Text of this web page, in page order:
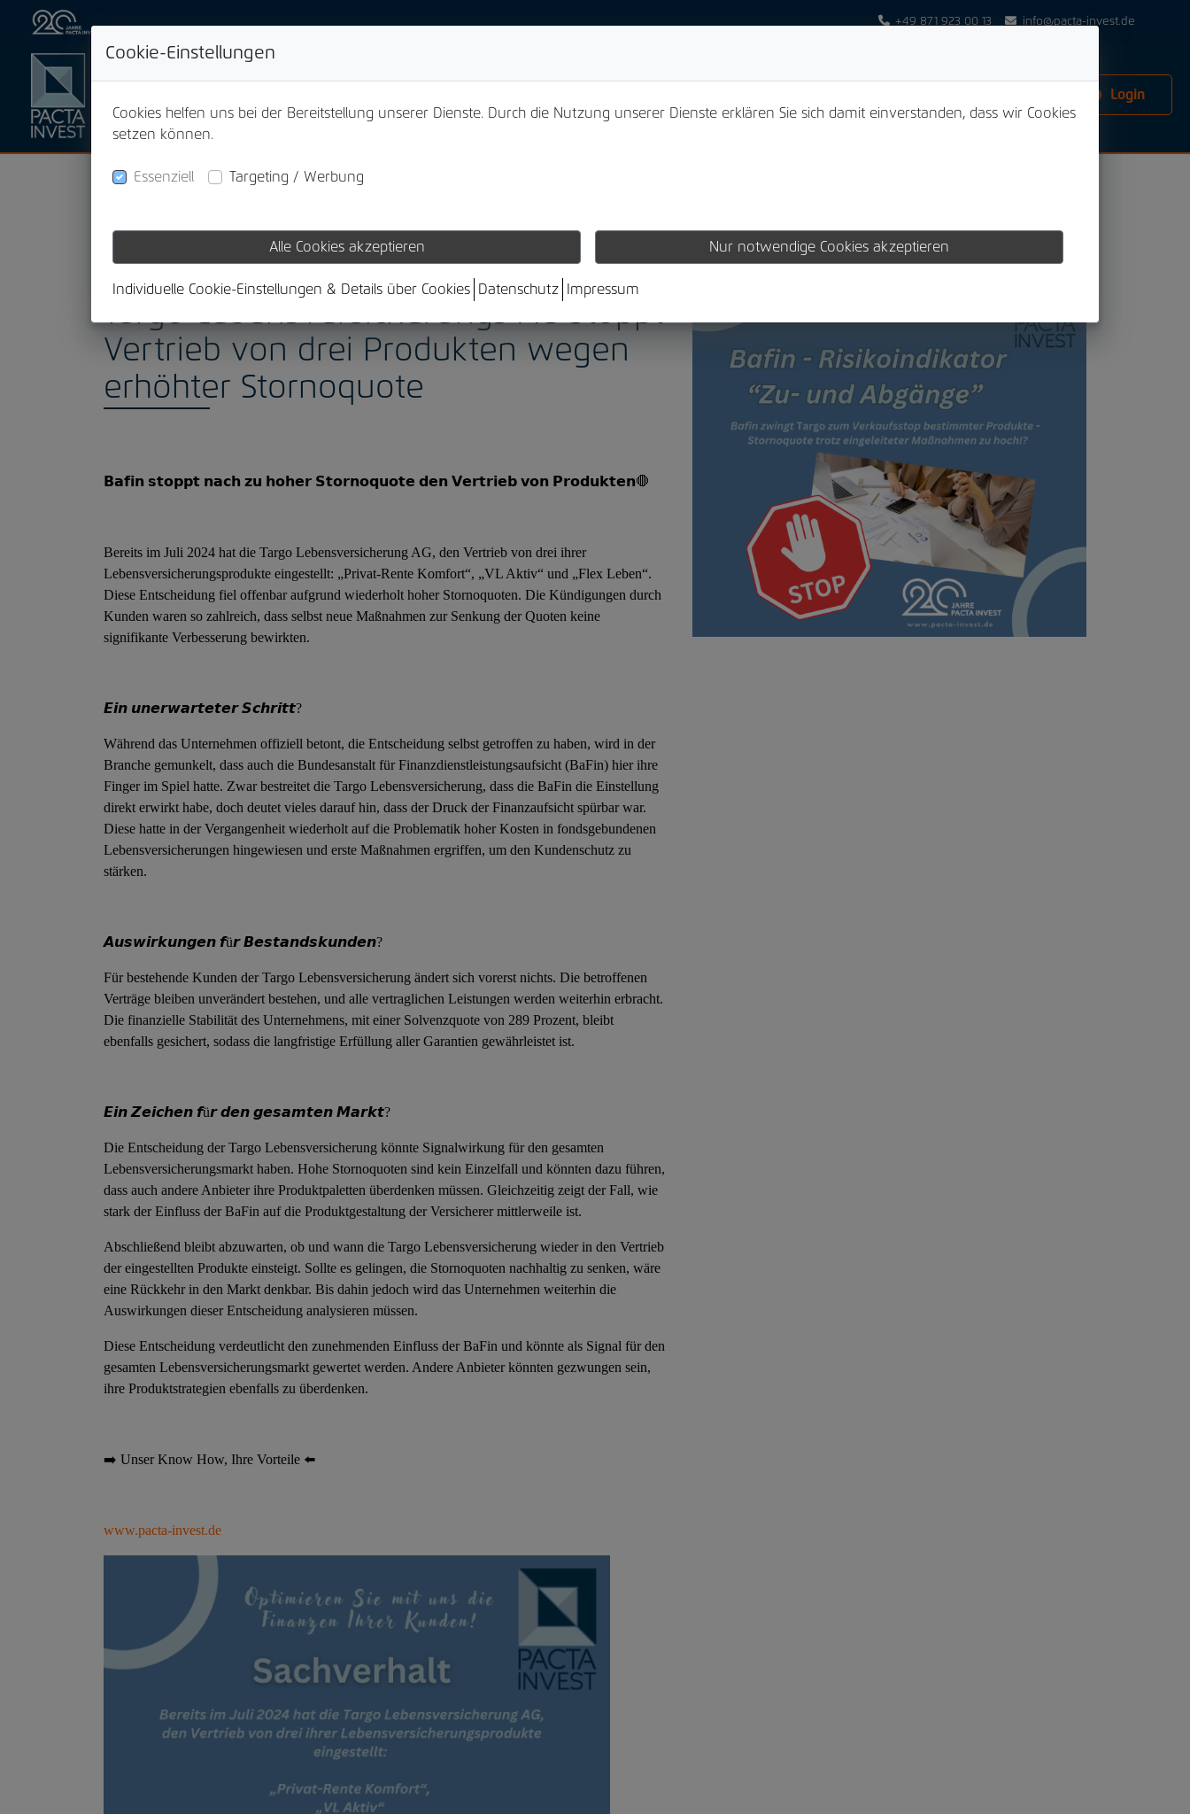
+49 871 923 00 13 info@pacta-invest.de
Login
05.09.2024
Targo Lebensversicherungs AG stoppt
Vertrieb von drei Produkten wegen
erhöhter Stornoquote
𝗕𝗮𝗳𝗶𝗻 𝘀𝘁𝗼𝗽𝗽𝘁 𝗻𝗮𝗰𝗵 𝘇𝘂 𝗵𝗼𝗵𝗲𝗿 𝗦𝘁𝗼𝗿𝗻𝗼𝗾𝘂𝗼𝘁𝗲 𝗱𝗲𝗻 𝗩𝗲𝗿𝘁𝗿𝗶𝗲𝗯 𝘃𝗼𝗻 𝗣𝗿𝗼𝗱𝘂𝗸𝘁𝗲𝗻🛑
Bereits im Juli 2024 hat die Targo Lebensversicherung AG, den Vertrieb von drei ihrer
Lebensversicherungsprodukte eingestellt: „Privat-Rente Komfort“, „VL Aktiv“ und „Flex Leben“.
Diese Entscheidung fiel offenbar aufgrund wiederholt hoher Stornoquoten. Die Kündigungen durch
Kunden waren so zahlreich, dass selbst neue Maßnahmen zur Senkung der Quoten keine
signifikante Verbesserung bewirkten.
𝙀𝙞𝙣 𝙪𝙣𝙚𝙧𝙬𝙖𝙧𝙩𝙚𝙩𝙚𝙧 𝙎𝙘𝙝𝙧𝙞𝙩𝙩?
Während das Unternehmen offiziell betont, die Entscheidung selbst getroffen zu haben, wird in der
Branche gemunkelt, dass auch die Bundesanstalt für Finanzdienstleistungsaufsicht (BaFin) hier ihre
Finger im Spiel hatte. Zwar bestreitet die Targo Lebensversicherung, dass die BaFin die Einstellung
direkt erwirkt habe, doch deutet vieles darauf hin, dass der Druck der Finanzaufsicht spürbar war.
Diese hatte in der Vergangenheit wiederholt auf die Problematik hoher Kosten in fondsgebundenen
Lebensversicherungen hingewiesen und erste Maßnahmen ergriffen, um den Kundenschutz zu
stärken.
𝘼𝙪𝙨𝙬𝙞𝙧𝙠𝙪𝙣𝙜𝙚𝙣 𝙛ü𝙧 𝘽𝙚𝙨𝙩𝙖𝙣𝙙𝙨𝙠𝙪𝙣𝙙𝙚𝙣?
Für bestehende Kunden der Targo Lebensversicherung ändert sich vorerst nichts. Die betroffenen
Verträge bleiben unverändert bestehen, und alle vertraglichen Leistungen werden weiterhin erbracht.
Die finanzielle Stabilität des Unternehmens, mit einer Solvenzquote von 289 Prozent, bleibt
ebenfalls gesichert, sodass die langfristige Erfüllung aller Garantien gewährleistet ist.
𝙀𝙞𝙣 𝙕𝙚𝙞𝙘𝙝𝙚𝙣 𝙛ü𝙧 𝙙𝙚𝙣 𝙜𝙚𝙨𝙖𝙢𝙩𝙚𝙣 𝙈𝙖𝙧𝙠𝙩?
Die Entscheidung der Targo Lebensversicherung könnte Signalwirkung für den gesamten
Lebensversicherungsmarkt haben. Hohe Stornoquoten sind kein Einzelfall und könnten dazu führen,
dass auch andere Anbieter ihre Produktpaletten überdenken müssen. Gleichzeitig zeigt der Fall, wie
stark der Einfluss der BaFin auf die Produktgestaltung der Versicherer mittlerweile ist.
Abschließend bleibt abzuwarten, ob und wann die Targo Lebensversicherung wieder in den Vertrieb
der eingestellten Produkte einsteigt. Sollte es gelingen, die Stornoquoten nachhaltig zu senken, wäre
eine Rückkehr in den Markt denkbar. Bis dahin jedoch wird das Unternehmen weiterhin die
Auswirkungen dieser Entscheidung analysieren müssen.
Diese Entscheidung verdeutlicht den zunehmenden Einfluss der BaFin und könnte als Signal für den
gesamten Lebensversicherungsmarkt gewertet werden. Andere Anbieter könnten gezwungen sein,
ihre Produktstrategien ebenfalls zu überdenken.
➡️ Unser Know How, Ihre Vorteile ⬅️
www.pacta-invest.de
Cookie-Einstellungen
Cookies helfen uns bei der Bereitstellung unserer Dienste. Durch die Nutzung unserer Dienste erklären Sie sich damit einverstanden, dass wir Cookies
setzen können.
Essenziell Targeting / Werbung
Alle Cookies akzeptieren Nur notwendige Cookies akzeptieren
Individuelle Cookie-Einstellungen & Details über Cookies Datenschutz Impressum